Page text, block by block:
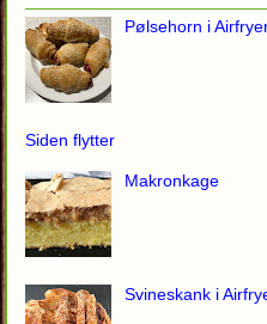
Pølsehorn i
Siden flytter
Makronkage
Svineskank i